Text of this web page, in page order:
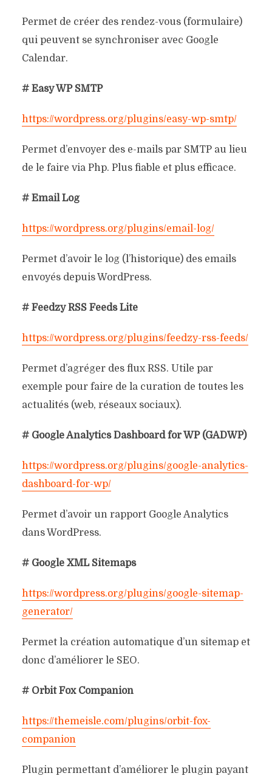
Permet de créer des rendez-vous (formulaire)
qui peuvent se synchroniser avec Google
Calendar.
# Easy WP SMTP
https://wordpress.org/plugins/easy-wp-smtp/
Permet d’envoyer des e-mails par SMTP au lieu
de le faire via Php. Plus fiable et plus efficace.
# Email Log
https://wordpress.org/plugins/email-log/
Permet d’avoir le log (l’historique) des emails
envoyés depuis WordPress.
# Feedzy RSS Feeds Lite
https://wordpress.org/plugins/feedzy-rss-feeds/
Permet d’agréger des flux RSS. Utile par
exemple pour faire de la curation de toutes les
actualités (web, réseaux sociaux).
# Google Analytics Dashboard for WP (GADWP)
https://wordpress.org/plugins/google-analytics-
dashboard-for-wp/
Permet d’avoir un rapport Google Analytics
dans WordPress.
# Google XML Sitemaps
https://wordpress.org/plugins/google-sitemap-
generator/
Permet la création automatique d’un sitemap et
donc d’améliorer le SEO.
# Orbit Fox Companion
https://themeisle.com/plugins/orbit-fox-
companion
Plugin permettant d’améliorer le plugin payant